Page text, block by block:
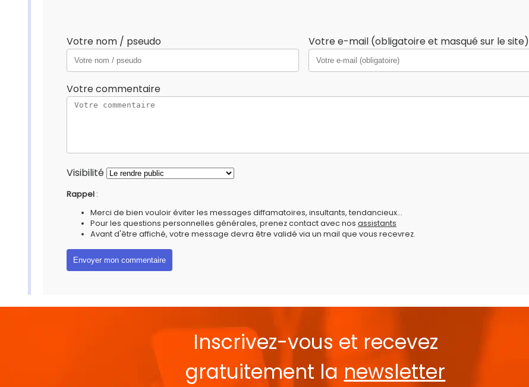
Votre nom / pseudo Votre e-mail (obligatoire et masqué sur le site)
Votre commentaire
Visibilité
Rappel :
Merci de bien vouloir éviter les messages diffamatoires, insultants, tendancieux...
Pour les questions personnelles générales, prenez contact avec nos assistants
Avant d'être affiché, votre message devra être validé via un mail que vous recevrez.
Inscrivez-vous et recevez
gratuitement la newsletter